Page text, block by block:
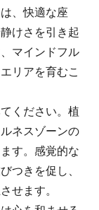
、快適な座
けさを引き起
マインドフル
リアを育むこ
ください。植
ネスゾーンの
す。感覚的な
つきを促し、
せます。